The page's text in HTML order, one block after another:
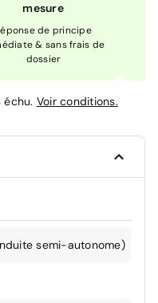
mesure
de principe
& sans frais de
dossier
Voir conditions.
semi-autonome)